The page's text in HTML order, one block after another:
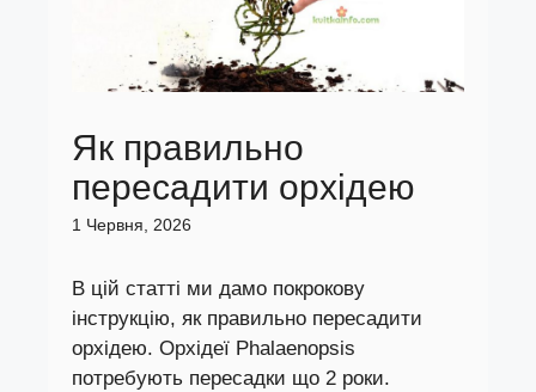
Як правильно
пересадити орхідею
1 Червня, 2026
В цій статті ми дамо покрокову
інструкцію, як правильно пересадити
орхідею. Орхідеї Phalaenopsis
потребують пересадки що 2 роки.